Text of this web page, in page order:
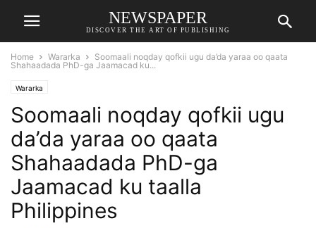
NEWSPAPER
DISCOVER THE ART OF PUBLISHING
Home Wararka
Soomaali noqday qofkii ugu da’da yaraa oo qaata
Shahaadada PhD-ga Jaamacad ku...
Wararka
Soomaali noqday qofkii ugu
da’da yaraa oo qaata
Shahaadada PhD-ga
Jaamacad ku taalla
Philippines